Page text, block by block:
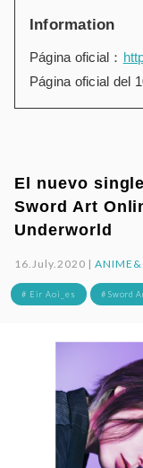
Information
Página oficial：
Página oficial del
El nuevo
Sword Art
Underworld
16.July.2020 |
# Eir Aoi_es # Sword